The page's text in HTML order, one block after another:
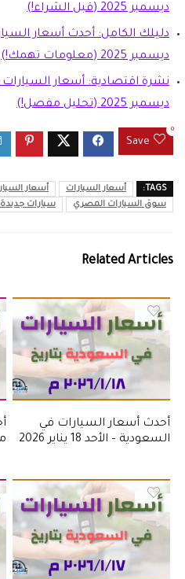
ديسمبر 2025 (قبل الشراء!)
ديسمبر 2025 (معلومات تهمك!)
ديسمبر 2025 (تحليل مفصل!)
Save
0
TAGS: أسعار السيارات أسعار
سوق السيارات المصري
سيارات
Related Articles
أحدث أسعار السيارات في
السعودية – الأحد 18 يناير 2026